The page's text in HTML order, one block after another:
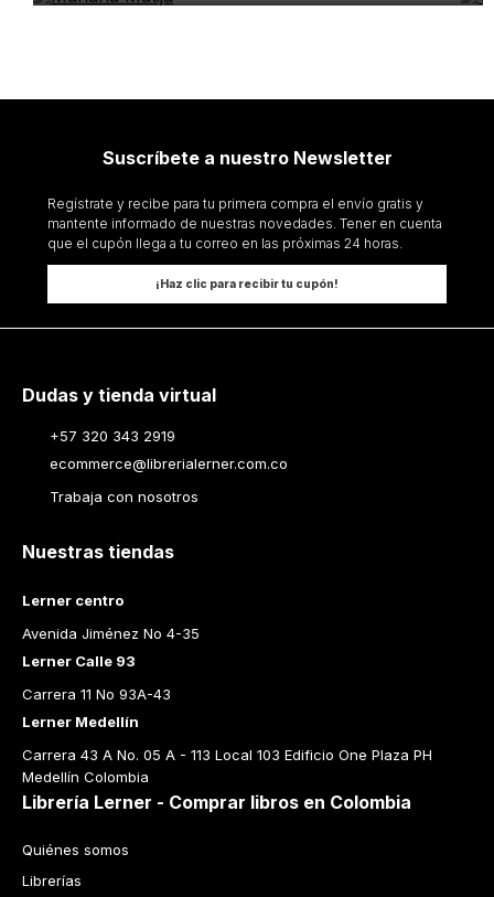
Suscríbete a nuestro Newsletter
Regístrate y recibe para tu primera compra el envío gratis y
mantente informado de nuestras novedades. Tener en cuenta
que el cupón llega a tu correo en las próximas 24 horas.
¡Haz clic para recibir tu cupón!
Dudas y tienda virtual
+57 320 343 2919
ecommerce@librerialerner.com.co
Trabaja con nosotros
Nuestras tiendas
Lerner centro
Avenida Jiménez No 4-35
Lerner Calle 93
Carrera 11 No 93A-43
Lerner Medellín
Carrera 43 A No. 05 A - 113 Local 103 Edificio One Plaza PH
Medellín Colombia
Librería Lerner - Comprar libros en Colombia
Quiénes somos
Librerías